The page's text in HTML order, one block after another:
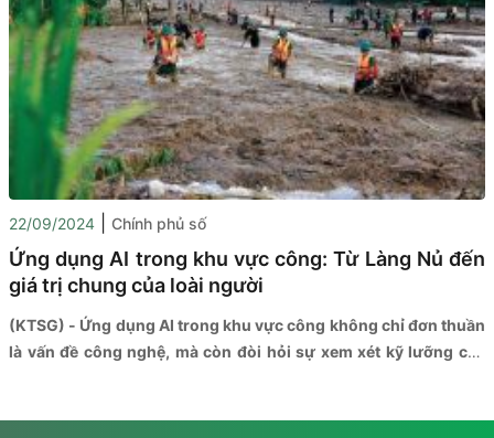
thực?
22/09/2024 Chính phủ số
Ứng dụng AI trong khu vực công: Từ Làng Nủ đến
giá trị chung của loài người
(KTSG) - Ứng dụng AI trong khu vực công không chỉ đơn thuần
là vấn đề công nghệ, mà còn đòi hỏi sự xem xét kỹ lưỡng các